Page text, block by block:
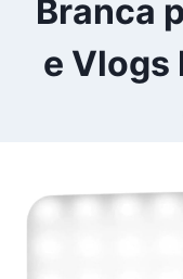
Branca
e Vlogs